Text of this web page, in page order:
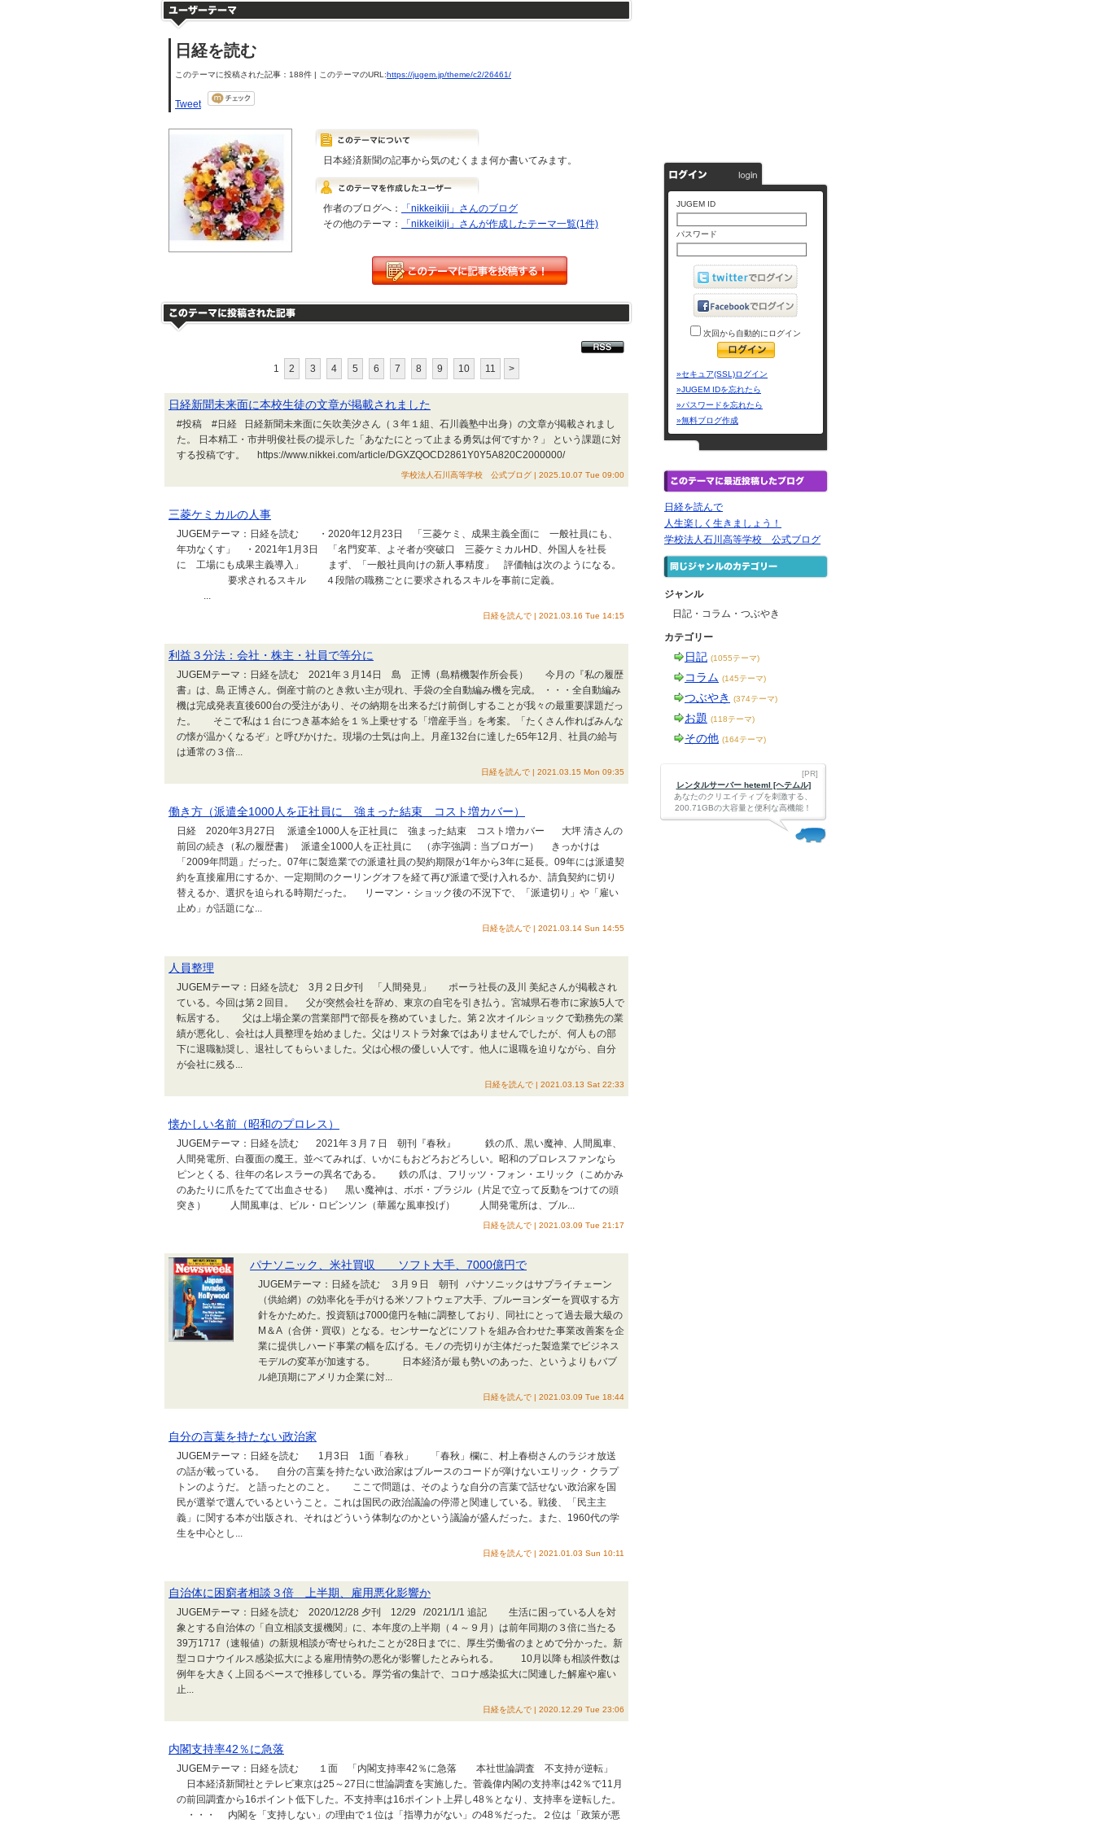
日経を読む
このテーマに投稿された記事：188件 | このテーマのURL:https://jugem.jp/theme/c2/26461/
Tweet
日本経済新聞の記事から気のむくまま何か書いてみます。
作者のブログへ：
「nikkeikiji」さんのブログ
その他のテーマ：
「nikkeikiji」さんが作成したテーマ一覧(1件)
1 2 3 4 5 6 7 8 9 10 11 >
日経新聞未来面に本校生徒の文章が掲載されました
#投稿 #日経 日経新聞未来面に矢吹美汐さん（３年１組、石川義塾中出身）の文章が掲載されまし
た。 日本精工・市井明俊社長の提示した「あなたにとって止まる勇気は何ですか？」 という課題に対
する投稿です。 https://www.nikkei.com/article/DGXZQOCD2861Y0Y5A820C2000000/
学校法人石川高等学校 公式ブログ | 2025.10.07 Tue 09:00
三菱ケミカルの人事
JUGEMテーマ：日経を読む ・2020年12月23日 「三菱ケミ、成果主義全面に 一般社員にも、
年功なくす」 ・2021年1月3日 「名門変革、よそ者が突破口 三菱ケミカルHD、外国人を社長
に 工場にも成果主義導入」 まず、「一般社員向けの新人事精度」 評価軸は次のようになる。
要求されるスキル ４段階の職務ごとに要求されるスキルを事前に定義。
...
日経を読んで | 2021.03.16 Tue 14:15
利益３分法：会社・株主・社員で等分に
JUGEMテーマ：日経を読む 2021年３月14日 島 正博（島精機製作所会長） 今月の『私の履歴
書』は、島 正博さん。倒産寸前のとき救い主が現れ、手袋の全自動編み機を完成。 ・・・全自動編み
機は完成発表直後600台の受注があり、その納期を出来るだけ前倒しすることが我々の最重要課題だっ
た。 そこで私は１台につき基本給を１％上乗せする「増産手当」を考案。「たくさん作ればみんな
の懐が温かくなるぞ」と呼びかけた。現場の士気は向上。月産132台に達した65年12月、社員の給与
は通常の３倍...
日経を読んで | 2021.03.15 Mon 09:35
働き方（派遣全1000人を正社員に 強まった結束 コスト増カバー）
日経 2020年3月27日 派遣全1000人を正社員に 強まった結束 コスト増カバー 大坪 清さんの
前回の続き（私の履歴書） 派遣全1000人を正社員に （赤字強調：当ブロガー） きっかけは
「2009年問題」だった。07年に製造業での派遣社員の契約期限が1年から3年に延長。09年には派遣契
約を直接雇用にするか、一定期間のクーリングオフを経て再び派遣で受け入れるか、請負契約に切り
替えるか、選択を迫られる時期だった。 リーマン・ショック後の不況下で、「派遣切り」や「雇い
止め」が話題にな...
日経を読んで | 2021.03.14 Sun 14:55
人員整理
JUGEMテーマ：日経を読む 3月２日夕刊 「人間発見」 ポーラ社長の及川 美紀さんが掲載され
ている。今回は第２回目。 父が突然会社を辞め、東京の自宅を引き払う。宮城県石巻市に家族5人で
転居する。 父は上場企業の営業部門で部長を務めていました。第２次オイルショックで勤務先の業
績が悪化し、会社は人員整理を始めました。父はリストラ対象ではありませんでしたが、何人もの部
下に退職勧奨し、退社してもらいました。父は心根の優しい人です。他人に退職を迫りながら、自分
が会社に残る...
日経を読んで | 2021.03.13 Sat 22:33
懐かしい名前（昭和のプロレス）
JUGEMテーマ：日経を読む 2021年３月７日 朝刊『春秋』 鉄の爪、黒い魔神、人間風車、
人間発電所、白覆面の魔王。並べてみれば、いかにもおどろおどろしい。昭和のプロレスファンなら
ピンとくる、往年の名レスラーの異名である。 鉄の爪は、フリッツ・フォン・エリック（こめかみ
のあたりに爪をたてて出血させる） 黒い魔神は、ボボ・ブラジル（片足で立って反動をつけての頭
突き） 人間風車は、ビル・ロビンソン（華麗な風車投げ） 人間発電所は、ブル...
日経を読んで | 2021.03.09 Tue 21:17
パナソニック、米社買収 ソフト大手、7000億円で
JUGEMテーマ：日経を読む ３月９日 朝刊 パナソニックはサプライチェーン
（供給網）の効率化を手がける米ソフトウェア大手、ブルーヨンダーを買収する方
針をかためた。投資額は7000億円を軸に調整しており、同社にとって過去最大級の
M＆A（合併・買収）となる。センサーなどにソフトを組み合わせた事業改善案を企
業に提供しハード事業の幅を広げる。モノの売切りが主体だった製造業でビジネス
モデルの変革が加速する。 日本経済が最も勢いのあった、というよりもバブ
ル絶頂期にアメリカ企業に対...
日経を読んで | 2021.03.09 Tue 18:44
自分の言葉を持たない政治家
JUGEMテーマ：日経を読む 1月3日 1面「春秋」 「春秋」欄に、村上春樹さんのラジオ放送
の話が載っている。 自分の言葉を持たない政治家はブルースのコードが弾けないエリック・クラプ
トンのようだ。 と語ったとのこと。 ここで問題は、そのような自分の言葉で話せない政治家を国
民が選挙で選んでいるということ。これは国民の政治議論の停滞と関連している。戦後、「民主主
義」に関する本が出版され、それはどういう体制なのかという議論が盛んだった。また、1960代の学
生を中心とし...
日経を読んで | 2021.01.03 Sun 10:11
自治体に困窮者相談３倍 上半期、雇用悪化影響か
JUGEMテーマ：日経を読む 2020/12/28 夕刊 12/29 /2021/1/1 追記 生活に困っている人を対
象とする自治体の「自立相談支援機関」に、本年度の上半期（４～９月）は前年同期の３倍に当たる
39万1717（速報値）の新規相談が寄せられたことが28日までに、厚生労働省のまとめで分かった。新
型コロナウイルス感染拡大による雇用情勢の悪化が影響したとみられる。 10月以降も相談件数は
例年を大きく上回るペースで推移している。厚労省の集計で、コロナ感染拡大に関連した解雇や雇い
止...
日経を読んで | 2020.12.29 Tue 23:06
内閣支持率42％に急落
JUGEMテーマ：日経を読む １面 「内閣支持率42％に急落 本社世論調査 不支持が逆転」
日本経済新聞社とテレビ東京は25～27日に世論調査を実施した。菅義偉内閣の支持率は42％で11月
の前回調査から16ポイント低下した。不支持率は16ポイント上昇し48％となり、支持率を逆転した。
・・・ 内閣を「支持しない」の理由で１位は「指導力がない」の48％だった。２位は「政策が悪
JUGEM ID
パスワード
次回から自動的にログイン
»セキュア(SSL)ログイン
»JUGEM IDを忘れたら
»パスワードを忘れたら
»無料ブログ作成
日経を読んで
人生楽しく生きましょう！
学校法人石川高等学校 公式ブログ
ジャンル
日記・コラム・つぶやき
カテゴリー
日記 (1055テーマ)
コラム (145テーマ)
つぶやき (374テーマ)
お題 (118テーマ)
その他 (164テーマ)
[PR]
レンタルサーバー heteml [ヘテムル]
あなたのクリエイティブを刺激する、
200.71GBの大容量と便利な高機能！